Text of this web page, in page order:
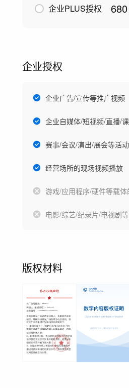
企业PLUS授权 680
企业授权
企业广告/宣传等推广视频
企业自媒体/短视频/直播/
赛事/会议/演出/展会等活
经营场所的现场视频播放
游戏/应用程序/硬件等载
电影/综艺/纪录片/电视剧
版权材料